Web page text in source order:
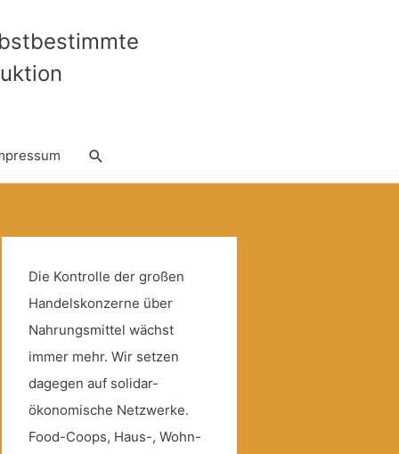
Suche
Die Kontrolle der großen
Handelskonzerne über
Nahrungsmittel wächst
immer mehr. Wir setzen
dagegen auf solidar-
ökonomische Netzwerke.
Food-Coops, Haus-, Wohn-